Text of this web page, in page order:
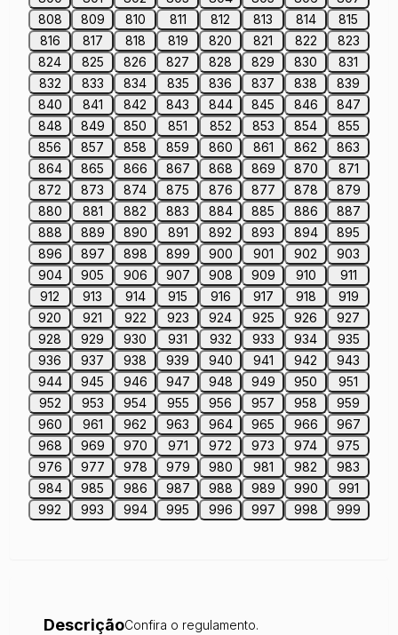
808
809 810 811 812 813 814
815
816
817 818 819 820 821 822
823
824
825 826 827 828 829 830
831
832
833 834 835 836 837 838
839
840
841 842 843 844 845 846
847
848
849 850 851 852 853 854
855
856
857 858 859 860 861 862
863
864
865 866 867 868 869 870
871
872
873 874 875 876 877 878
879
880
881 882 883 884 885 886
887
888
889 890 891 892 893 894
895
896
897 898 899 900 901 902
903
904
905 906 907 908 909 910
911
912
913 914 915 916 917 918
919
920
921 922 923 924 925 926
927
928
929 930 931 932 933 934
935
936
937 938 939 940 941 942
943
944
945 946 947 948 949 950
951
952
953 954 955 956 957 958
959
960
961 962 963 964 965 966
967
968
969 970 971 972 973 974
975
976
977 978 979 980 981 982
983
984
985 986 987 988 989 990
991
992
993 994 995 996 997 998 999
DescriçãoConfira o regulamento.